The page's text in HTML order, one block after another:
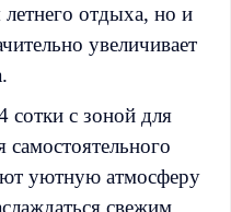
отдыха, но и
увеличивает
сотки с зоной для
уютную атмосферу
свежим